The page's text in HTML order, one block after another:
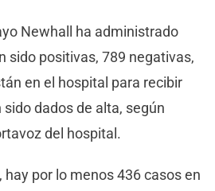
Newhall ha administrado
sido positivas, 789 negativas,
en el hospital para recibir
dados de alta, según
del hospital.
hay por lo menos 436 casos en